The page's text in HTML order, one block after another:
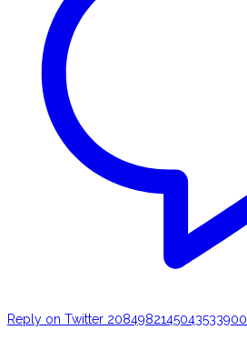
Reply on Twitter 2084982145043533900